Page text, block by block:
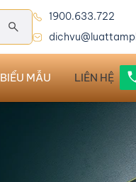
1900.633.722
BIỂU MẪU LIÊN HỆ